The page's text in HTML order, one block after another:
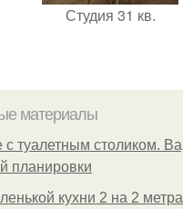
Студия 31 кв.
материалы
с туалетным столиком.
планировки
кухни 2 на 2